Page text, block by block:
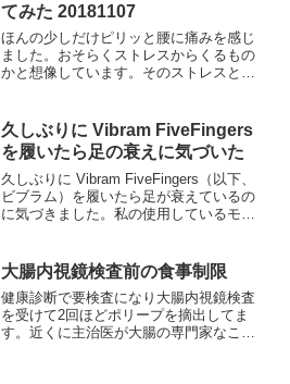
てみた 20181107
ほんの少しだけピリッと腰に痛みを感じ
ました。おそらくストレスからくるもの
かと想像しています。そのストレスと感
かな。そんなことをやるとね、だいたい
大した事ではなくなるの...
久しぶりに Vibram FiveFingers
を履いたら足の衰えに気づいた
久しぶりに Vibram FiveFingers（以下、
ビブラム）を履いたら足が衰えているの
に気づきました。私の使用しているモデ
FiveFingers（ビブラム）は、...
大腸内視鏡検査前の食事制限
健康診断で要検査になり大腸内視鏡検査
を受けて2回ほどポリープを摘出してま
す。近くに主治医が大腸の専門家なこと